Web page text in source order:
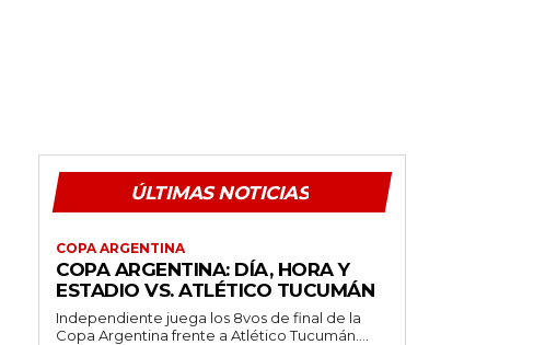
ÚLTIMAS NOTICIAS
COPA ARGENTINA
COPA ARGENTINA: DÍA, HORA Y
ESTADIO VS. ATLÉTICO TUCUMÁN
Independiente juega los 8vos de final de la
Copa Argentina frente a Atlético Tucumán....